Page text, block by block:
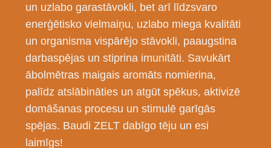
un uzlabo garastāvokli, bet arī līdzsvaro
enerģētisko vielmaiņu, uzlabo miega kvalitāti
un organisma vispārējo stāvokli, paaugstina
darbaspējas un stiprina imunitāti. Savukārt
ābolmētras maigais aromāts nomierina,
palīdz atslābināties un atgūt spēkus, aktivizē
domāšanas procesu un stimulē garīgās
spējas. Baudi ZELT dabīgo tēju un esi
laimīgs!